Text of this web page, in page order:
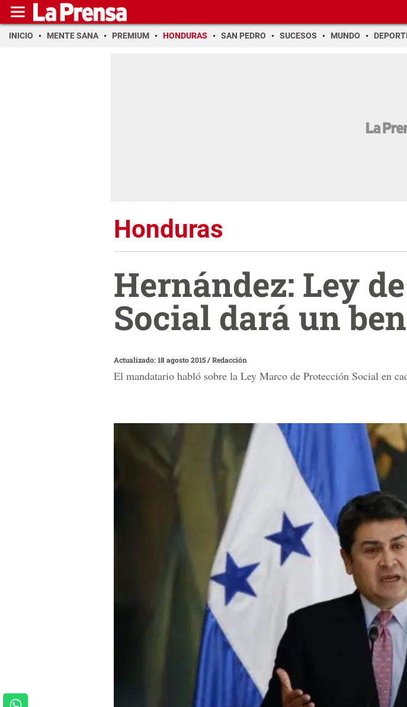
INICIO MENTE SANA PREMIUM HONDURAS SAN PEDRO SUCESOS MUNDO
Honduras
Hernández: Ley
Social dará un
Actualizado: 18 agosto 2015/Redacción
El mandatario habló sobre la Ley Marco de Protección Social en